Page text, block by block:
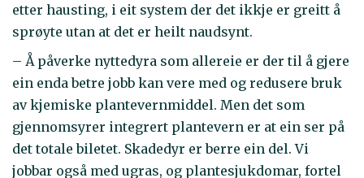
etter hausting, i eit system der det ikkje er greitt å
sprøyte utan at det er heilt naudsynt.
– Å påverke nyttedyra som allereie er der til å gjere
ein enda betre jobb kan vere med og redusere bruk
av kjemiske plantevernmiddel. Men det som
gjennomsyrer integrert plantevern er at ein ser på
det totale biletet. Skadedyr er berre ein del. Vi
jobbar også med ugras, og plantesjukdomar, fortel